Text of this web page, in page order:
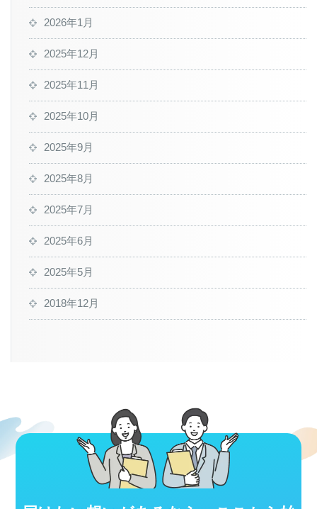
2026年1月
2025年12月
2025年11月
2025年10月
2025年9月
2025年8月
2025年7月
2025年6月
2025年5月
2018年12月